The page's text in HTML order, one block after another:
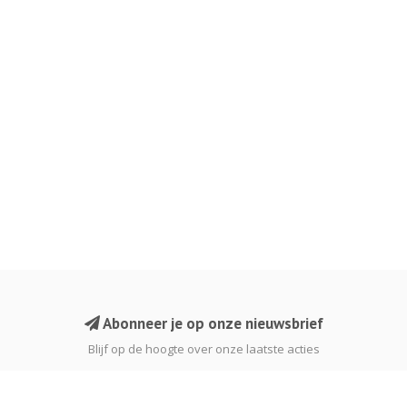
Abonneer je op onze nieuwsbrief
Blijf op de hoogte over onze laatste acties